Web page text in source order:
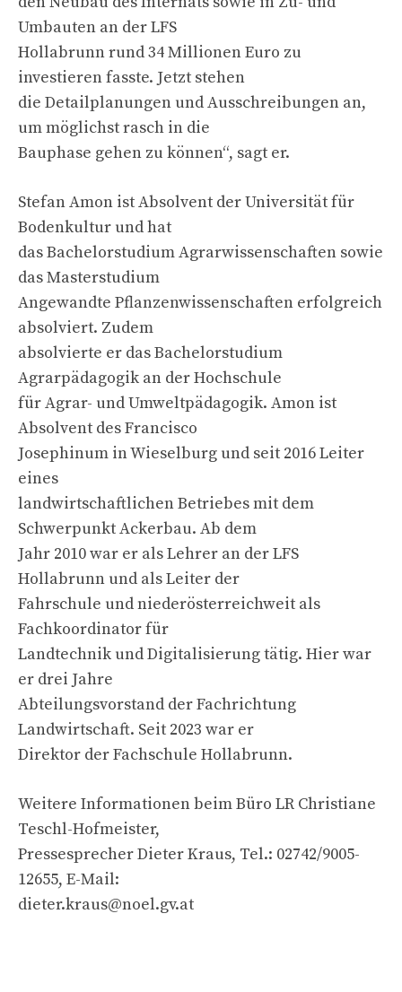
Umbauten an der LFS
Hollabrunn rund 34 Millionen Euro zu
investieren fasste. Jetzt stehen
die Detailplanungen und Ausschreibungen an,
um möglichst rasch in die
Bauphase gehen zu können“, sagt er.
Stefan Amon ist Absolvent der Universität für
Bodenkultur und hat
das Bachelorstudium Agrarwissenschaften sowie
das Masterstudium
Angewandte Pflanzenwissenschaften erfolgreich
absolviert. Zudem
absolvierte er das Bachelorstudium
Agrarpädagogik an der Hochschule
für Agrar- und Umweltpädagogik. Amon ist
Absolvent des Francisco
Josephinum in Wieselburg und seit 2016 Leiter
eines
landwirtschaftlichen Betriebes mit dem
Schwerpunkt Ackerbau. Ab dem
Jahr 2010 war er als Lehrer an der LFS
Hollabrunn und als Leiter der
Fahrschule und niederösterreichweit als
Fachkoordinator für
Landtechnik und Digitalisierung tätig. Hier war
er drei Jahre
Abteilungsvorstand der Fachrichtung
Landwirtschaft. Seit 2023 war er
Direktor der Fachschule Hollabrunn.
Weitere Informationen beim Büro LR Christiane
Teschl-Hofmeister,
Pressesprecher Dieter Kraus, Tel.: 02742/9005-
12655, E-Mail:
dieter.kraus@noel.gv.at